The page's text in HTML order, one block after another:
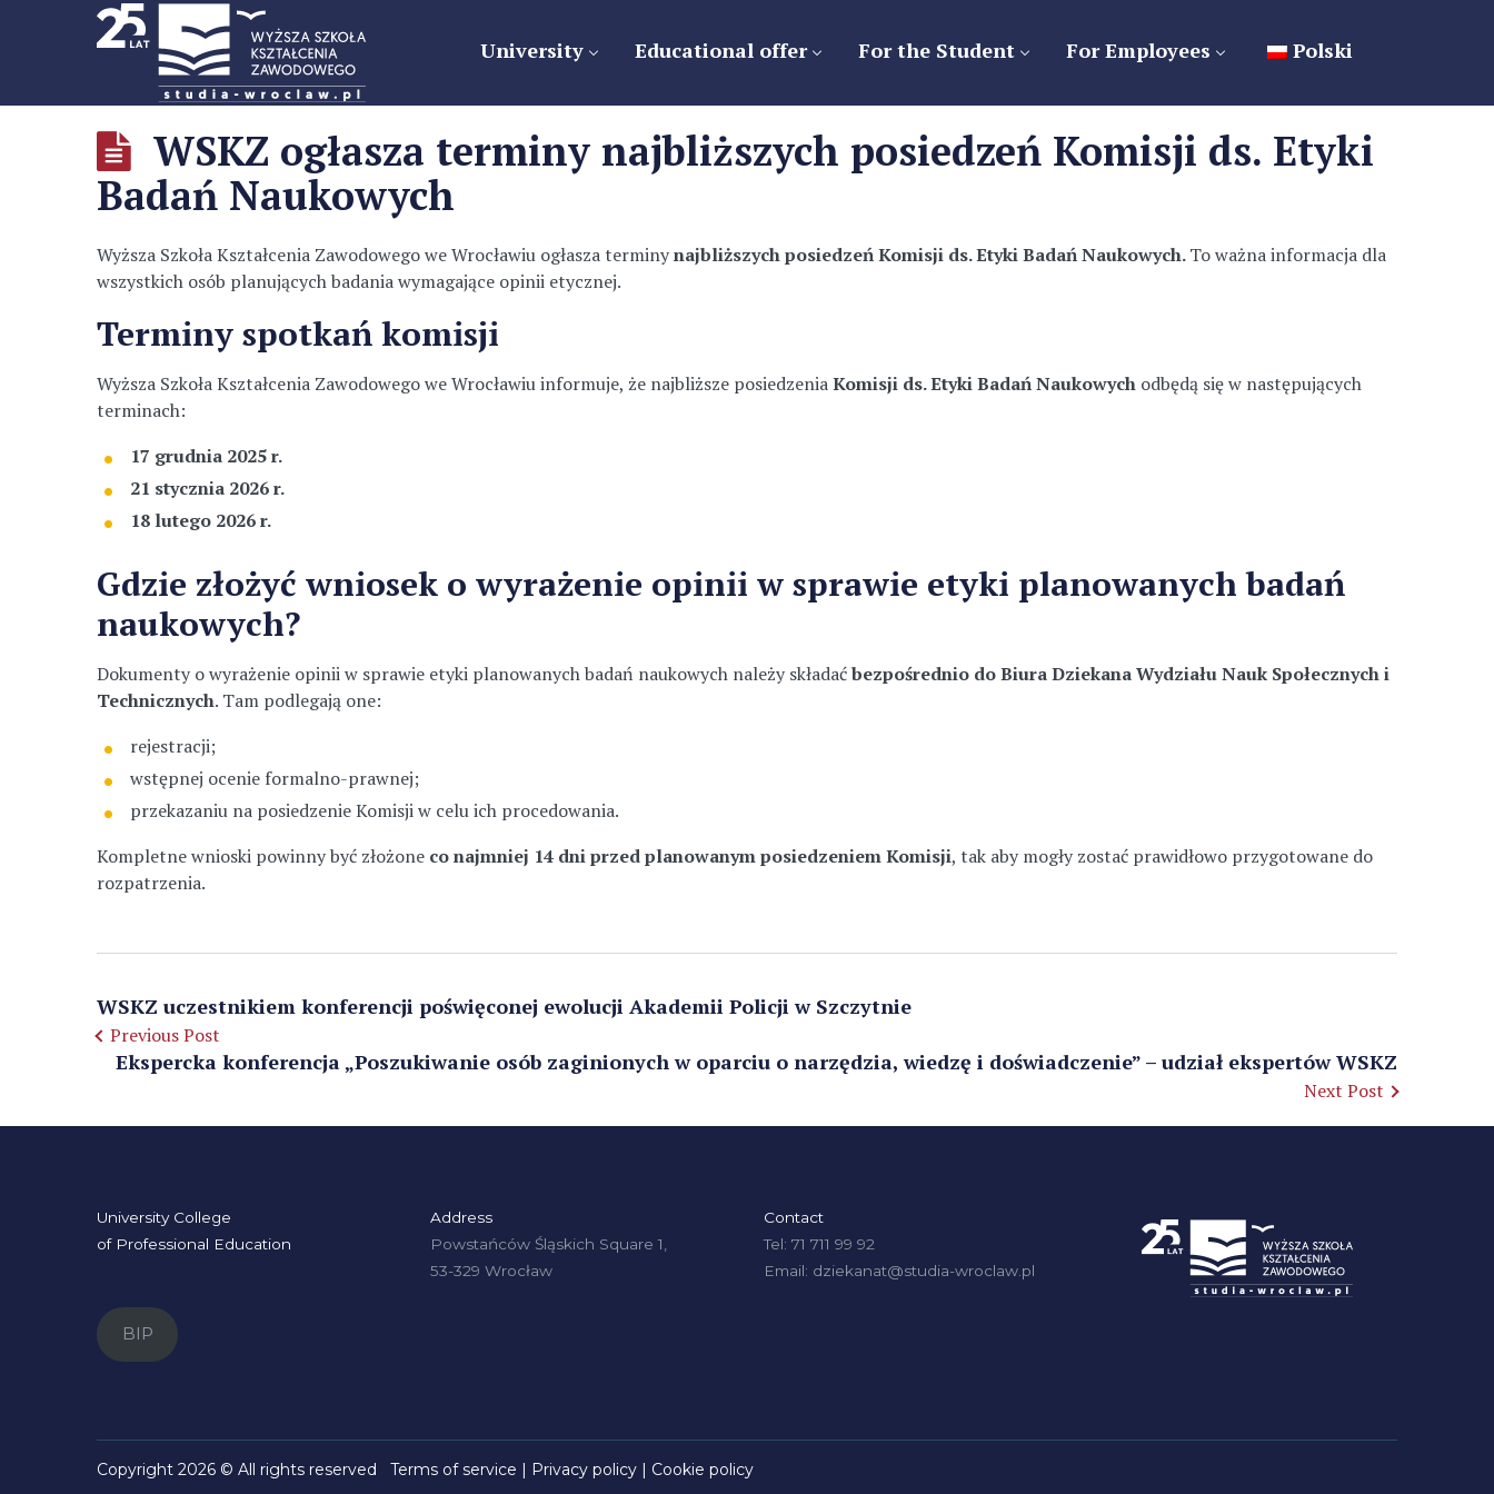
University Educational offer For the Student For Employees Polski
WSKZ ogłasza terminy najbliższych posiedzeń Komisji ds. Etyki
Badań Naukowych
Wyższa Szkoła Kształcenia Zawodowego we Wrocławiu ogłasza terminynajbliższych posiedzeń Komisji ds. Etyki Badań Naukowych.To ważna informacja dla
wszystkich osób planujących badania wymagające opinii etycznej.
Terminy spotkań komisji
Wyższa Szkoła Kształcenia Zawodowego we Wrocławiu informuje, że najbliższe posiedzeniaKomisji ds. Etyki Badań Naukowych odbędą się w następujących
terminach:
17 grudnia 2025 r.
21 stycznia 2026 r.
18 lutego 2026 r.
Gdzie złożyć wniosek o wyrażenie opinii w sprawie etyki planowanych badań
naukowych?
Dokumenty o wyrażenie opinii w sprawie etyki planowanych badań naukowych należy składaćbezpośrednio do Biura Dziekana Wydziału Nauk Społecznych i
Technicznych. Tam podlegają one:
rejestracji;
wstępnej ocenie formalno-prawnej;
przekazaniu na posiedzenie Komisji w celu ich procedowania.
Kompletne wnioski powinny być złożone co najmniej 14 dni przed planowanym posiedzeniem Komisji, tak aby mogły zostać prawidłowo przygotowane do
rozpatrzenia.
WSKZ uczestnikiem konferencji poświęconej ewolucji Akademii Policji w Szczytnie
Previous Post
Ekspercka konferencja „Poszukiwanie osób zaginionych w oparciu o narzędzia, wiedzę i doświadczenie” – udział ekspertów WSKZ
Next Post
University College
of Professional Education
BIP
Address
Powstańców Śląskich Square 1,
53-329 Wrocław
Contact
Tel: 71 711 99 92
Email: dziekanat@studia-wroclaw.pl
Copyright 2026 © All rights reserved Terms of service | Privacy policy | Cookie policy